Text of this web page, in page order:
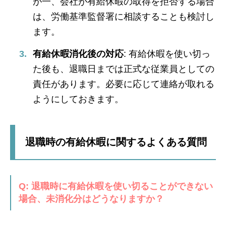
は、労働基準監督署に相談することも検討し
ます。
有給休暇消化後の対応: 有給休暇を使い切っ
た後も、退職日までは正式な従業員としての
責任があります。必要に応じて連絡が取れる
ようにしておきます。
退職時の有給休暇に関するよくある質問
Q: 退職時に有給休暇を使い切ることができない
場合、未消化分はどうなりますか？